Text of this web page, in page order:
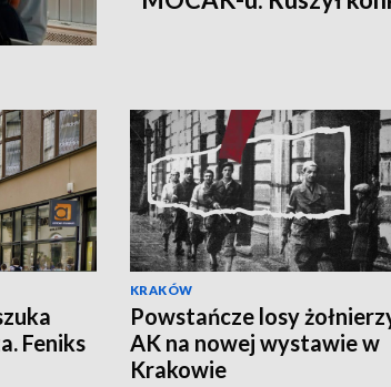
Feniks
KRAKÓW
Powstańcze losy
AK na nowej wystawie w
Krakowie